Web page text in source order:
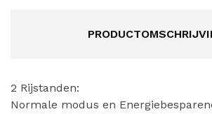
2 Rijstanden:
Normale modus en